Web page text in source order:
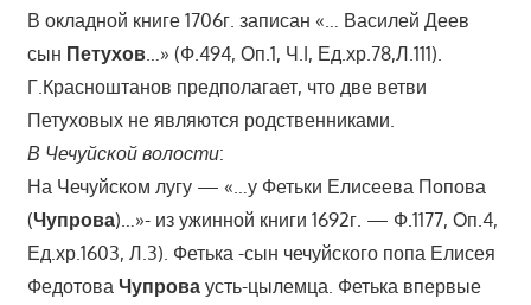
В окладной книге 1706г. записан «… Василей Деев
сын Петухов…» (Ф.494, Оп.1, Ч.I, Ед.хр.78,Л.111).
Г.Красноштанов предполагает, что две ветви
Петуховых не являются родственниками.
В Чечуйской волости:
На Чечуйском лугу — «…у Фетьки Елисеева Попова
(Чупрова)…»- из ужинной книги 1692г. — Ф.1177, Оп.4,
Ед.хр.1603, Л.3). Фетька -сын чечуйского попа Елисея
Федотова Чупроваусть-цылемца. Фетька впервые